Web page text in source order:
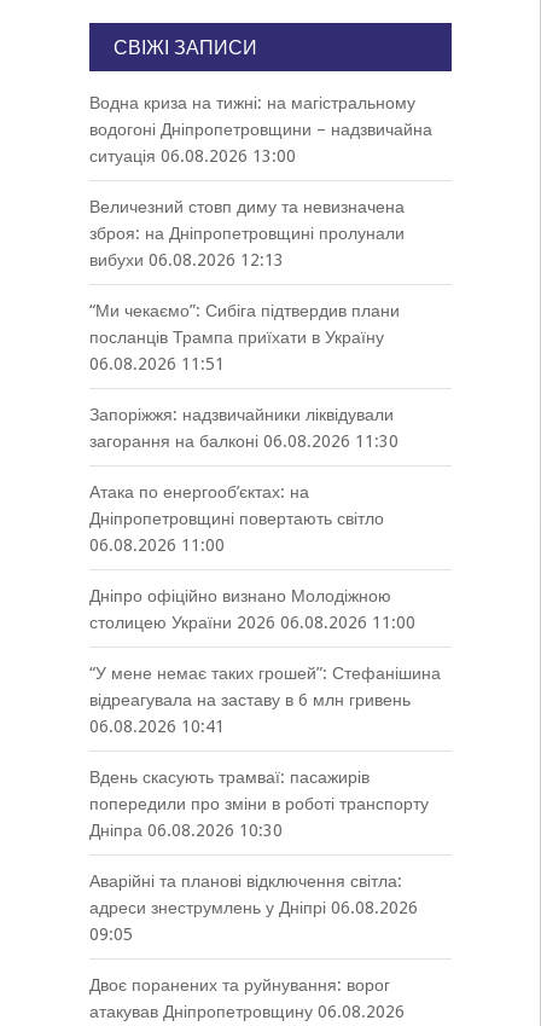
СВІЖІ ЗАПИСИ
Водна криза на тижні: на магістральному
водогоні Дніпропетровщини – надзвичайна
ситуація 06.08.2026 13:00
Величезний стовп диму та невизначена
зброя: на Дніпропетровщині пролунали
вибухи 06.08.2026 12:13
“Ми чекаємо”: Сибіга підтвердив плани
посланців Трампа приїхати в Україну
06.08.2026 11:51
Запоріжжя: надзвичайники ліквідували
загорання на балконі 06.08.2026 11:30
Атака по енергооб’єктах: на
Дніпропетровщині повертають світло
06.08.2026 11:00
Дніпро офіційно визнано Молодіжною
столицею України 2026 06.08.2026 11:00
“У мене немає таких грошей”: Стефанішина
відреагувала на заставу в 6 млн гривень
06.08.2026 10:41
Вдень скасують трамваї: пасажирів
попередили про зміни в роботі транспорту
Дніпра 06.08.2026 10:30
Аварійні та планові відключення світла:
адреси знеструмлень у Дніпрі 06.08.2026
09:05
Двоє поранених та руйнування: ворог
атакував Дніпропетровщину 06.08.2026